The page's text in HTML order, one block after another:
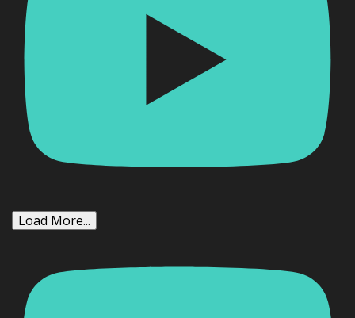
Load More...